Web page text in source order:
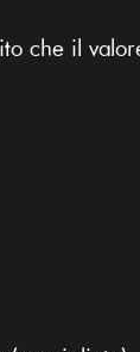
che il